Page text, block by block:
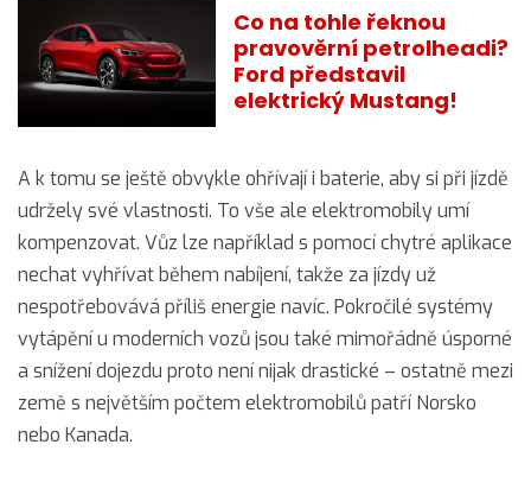
Co na tohle řeknou
pravověrní petrolheadi?
Ford představil
elektrický Mustang!
A k tomu se ještě obvykle ohřívají i baterie, aby si při jízdě
udržely své vlastnosti. To vše ale elektromobily umí
kompenzovat. Vůz lze například s pomocí chytré aplikace
nechat vyhřívat během nabíjení, takže za jízdy už
nespotřebovává příliš energie navíc. Pokročilé systémy
vytápění u moderních vozů jsou také mimořádně úsporné
a snížení dojezdu proto není nijak drastické – ostatně mezi
země s největším počtem elektromobilů patří Norsko
nebo Kanada.